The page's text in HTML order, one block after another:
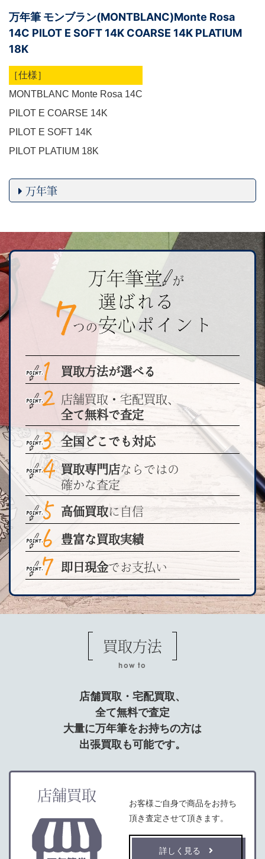
万年筆 モンブラン(MONTBLANC)Monte Rosa
14C PILOT E SOFT 14K COARSE 14K PLATIUM
18K
［仕様］
MONTBLANC Monte Rosa 14C
PILOT E COARSE 14K
PILOT E SOFT 14K
PILOT PLATIUM 18K
万年筆
買取方法が選べる
店舗買取・宅配買取、
全て無料で査定
全国どこでも対応
買取専門店ならではの
確かな査定
高価買取に自信
豊富な買取実績
即日現金でお支払い
買取方法
how to
店舗買取・宅配買取、
全て無料で査定
大量に万年筆をお持ちの方は
出張買取も可能です。
店舗買取
お客様ご自身で商品をお持ち
頂き査定させて頂きます。
詳しく見る